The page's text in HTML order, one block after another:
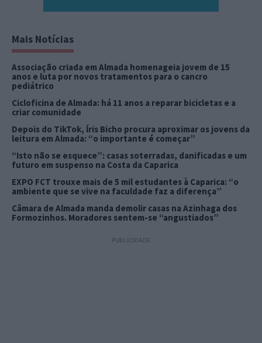
Mais Notícias
Associação criada em Almada homenageia jovem de 15
anos e luta por novos tratamentos para o cancro
pediátrico
Cicloficina de Almada: há 11 anos a reparar bicicletas e a
criar comunidade
Depois do TikTok, Íris Bicho procura aproximar os jovens da
leitura em Almada: “o importante é começar”
“Isto não se esquece”: casas soterradas, danificadas e um
futuro em suspenso na Costa da Caparica
EXPO FCT trouxe mais de 5 mil estudantes à Caparica: “o
ambiente que se vive na faculdade faz a diferença”
Câmara de Almada manda demolir casas na Azinhaga dos
Formozinhos. Moradores sentem-se “angustiados”
PUBLICIDADE